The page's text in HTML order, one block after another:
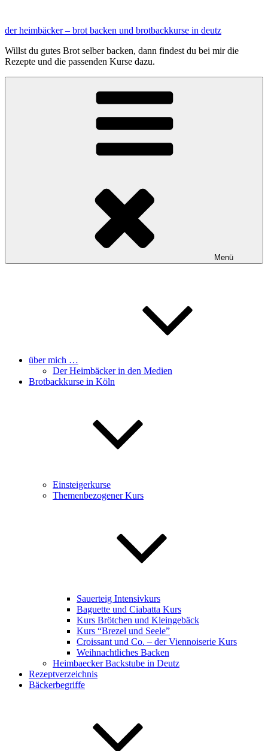
springen
der heimbäcker – brot backen und brotbackkurse in deutz
Willst du gutes Brot selber backen, dann findest du bei mir die
Rezepte und die passenden Kurse dazu.
Menü
über mich …
Der Heimbäcker in den Medien
Brotbackkurse in Köln
Einsteigerkurse
Themenbezogener Kurs
Sauerteig Intensivkurs
Baguette und Ciabatta Kurs
Kurs Brötchen und Kleingebäck
Kurs “Brezel und Seele”
Croissant und Co. – der Viennoiserie Kurs
Weihnachtliches Backen
Heimbaecker Backstube in Deutz
Rezeptverzeichnis
Bäckerbegriffe